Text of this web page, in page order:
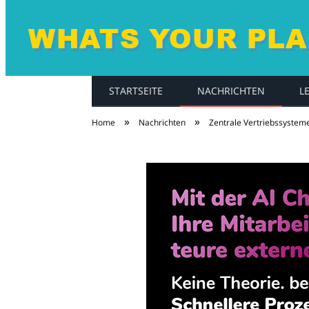
STARTSEITE NACHRICHTEN
Home » Nachrichten » Zentrale